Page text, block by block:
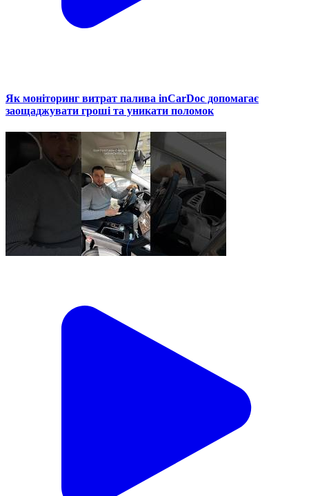
Як моніторинг витрат палива inCarDoc допомагає
заощаджувати гроші та уникати поломок